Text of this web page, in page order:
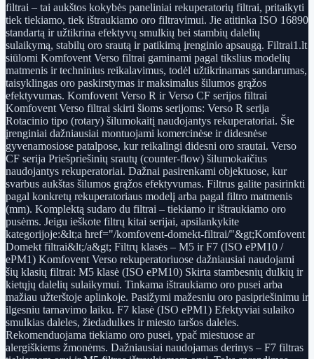
filtrai – tai aukštos kokybės paneliniai rekuperatorių filtrai, pritaikyti
tiek tiekiamo, tiek ištraukiamo oro filtravimui. Jie atitinka ISO 16890
standartą ir užtikrina efektyvų smulkių bei stambių dalelių
sulaikymą, stabilų oro srautą ir patikimą įrenginio apsaugą. Filtrai1.lt
siūlomi Komfovent Verso filtrai gaminami pagal tikslius modelių
matmenis ir techninius reikalavimus, todėl užtikrinamas sandarumas,
taisyklingas oro paskirstymas ir maksimalus šilumos grąžos
efektyvumas. Komfovent Verso R ir Verso CF serijos filtrai
Komfovent Verso filtrai skirti šioms serijoms: Verso R serija
Rotacinio tipo (rotary) šilumokaitį naudojantys rekuperatoriai. Šie
įrenginiai dažniausiai montuojami komercinėse ir didesnėse
gyvenamosiose patalpose, kur reikalingi didesni oro srautai. Verso
CF serija Priešpriešinių srautų (counter-flow) šilumokaičius
naudojantys rekuperatoriai. Dažnai pasirenkami objektuose, kur
svarbus aukštas šilumos grąžos efektyvumas. Filtrus galite pasirinkti
pagal konkretų rekuperatoriaus modelį arba pagal filtro matmenis
(mm). Komplektą sudaro du filtrai – tiekiamo ir ištraukiamo oro
pusėms. Jeigu ieškote filtrų kitai serijai, apsilankykite
kategorijoje:&lt;a href="/komfovent-domekt-filtrai/"&gt;Komfovent
Domekt filtrai&lt;/a&gt; Filtrų klasės – M5 ir F7 (ISO ePM10 /
ePM1) Komfovent Verso rekuperatoriuose dažniausiai naudojami
šių klasių filtrai: M5 klasė (ISO ePM10) Skirta stambesnių dulkių ir
kietųjų dalelių sulaikymui. Tinkama ištraukiamo oro pusei arba
mažiau užterštoje aplinkoje. Pasižymi mažesniu oro pasipriešinimu ir
ilgesniu tarnavimo laiku. F7 klasė (ISO ePM1) Efektyviai sulaiko
smulkias daleles, žiedadulkes ir miesto taršos daleles.
Rekomenduojama tiekiamo oro pusei, ypač miestuose ar
alergiškiems žmonėms. Dažniausiai naudojamas derinys – F7 filtras